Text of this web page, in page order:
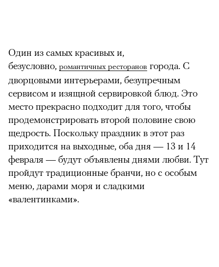
Один из самых красивых и,
безусловно, романтичных ресторанов города. С
дворцовыми интерьерами, безупречным
сервисом и изящной сервировкой блюд. Это
место прекрасно подходит для того, чтобы
продемонстрировать второй половине свою
щедрость. Поскольку праздник в этот раз
приходится на выходные, оба дня — 13 и 14
февраля — будут объявлены днями любви. Тут
пройдут традиционные бранчи, но с особым
меню, дарами моря и сладкими
«валентинками».